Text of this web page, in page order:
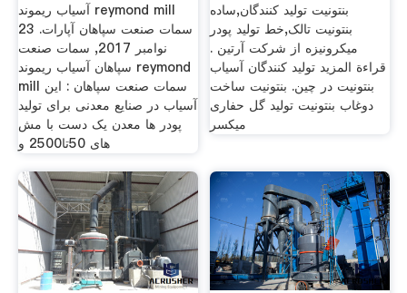
آسیاب ریموند reymond mill
سمات صنعت سپاهان آپارات. 23
نوامبر 2017, سمات صنعت
سپاهان آسیاب ریموند reymond
mill سمات صنعت سپاهان : این
آسیاب در صنایع معدنی برای تولید
پودر ها معدن یک دست با مش
های 50تا2500 و
بنتونیت تولید کنندگان,ساده
بنتونیت تالک,خط تولید پودر
میکرونیزه از شرکت آرتین .
قراءة المزيد تولید کنندگان آسیاب
بنتونیت در چین. بنتونیت ساخت
دوغاب بنتونیت تولید گل حفاری
میکسر